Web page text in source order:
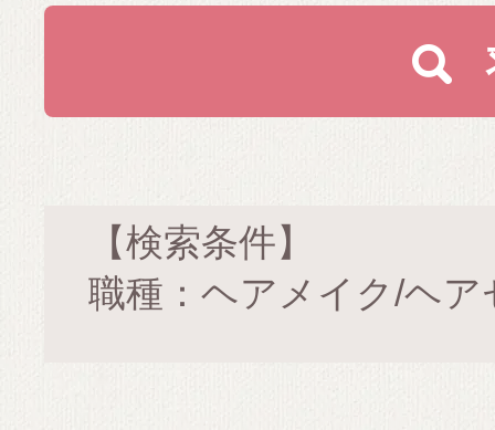
【検索条件】
職種：ヘアメイク/ヘア